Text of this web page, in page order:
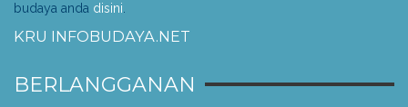
budaya anda disini
KRU INFOBUDAYA.NET
BERLANGGANAN